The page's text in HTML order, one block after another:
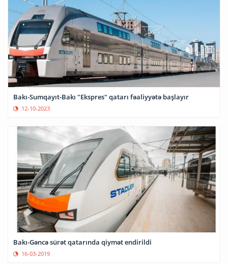
Bakı-Sumqayıt-Bakı "Ekspres" qatarı fəaliyyətə başlayır
12-10-2023
Bakı-Gəncə sürət qatarında qiymət endirildi
16-03-2019